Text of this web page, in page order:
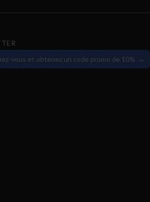
vous et obtenez un code promo de 10% →